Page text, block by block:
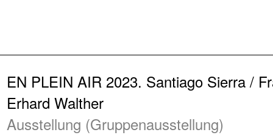
EN PLEIN AIR 2023. Santiago Sierra /
Erhard Walther
Ausstellung (Gruppenausstellung)